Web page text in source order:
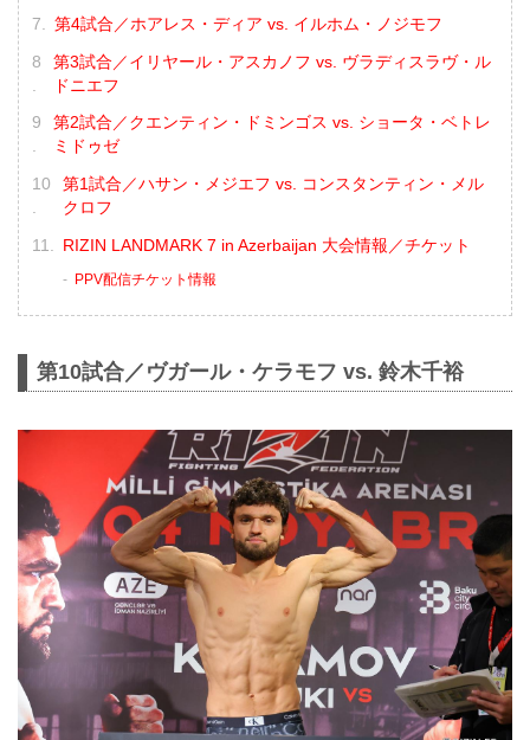
第4試合／ホアレス・ディア vs. イルホム・ノジモフ
第3試合／イリヤール・アスカノフ vs. ヴラディスラヴ・ル
ドニエフ
第2試合／クエンティン・ドミンゴス vs. ショータ・ベトレ
ミドゥゼ
第1試合／ハサン・メジエフ vs. コンスタンティン・メル
クロフ
RIZIN LANDMARK 7 in Azerbaijan 大会情報／チケット
PPV配信チケット情報
第10試合／ヴガール・ケラモフ vs. 鈴木千裕